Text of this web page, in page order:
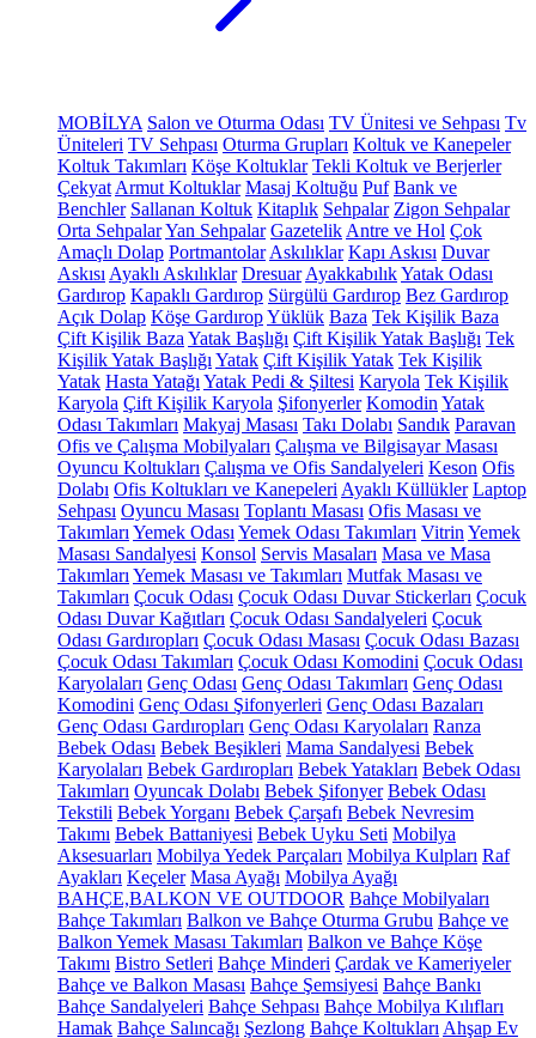
MOBİLYA Salon ve Oturma Odası TV Ünitesi ve Sehpası Tv
Üniteleri TV Sehpası Oturma Grupları Koltuk ve Kanepeler
Koltuk Takımları Köşe Koltuklar Tekli Koltuk ve Berjerler
Çekyat Armut Koltuklar Masaj Koltuğu Puf Bank ve
Benchler Sallanan Koltuk Kitaplık Sehpalar Zigon Sehpalar
Orta SehpalarYan Sehpalar Gazetelik Antre ve Hol Çok
Amaçlı Dolap Portmantolar Askılıklar Kapı Askısı Duvar
Askısı Ayaklı Askılıklar Dresuar AyakkabılıkYatak Odası
Gardırop Kapaklı Gardırop Sürgülü Gardırop Bez Gardırop
Açık Dolap Köşe GardıropYüklük Baza Tek Kişilik Baza
Çift Kişilik Baza Yatak Başlığı Çift Kişilik Yatak Başlığı Tek
Kişilik Yatak Başlığı Yatak Çift Kişilik Yatak Tek Kişilik
Yatak Hasta Yatağı Yatak Pedi & Şiltesi Karyola Tek Kişilik
Karyola Çift Kişilik Karyola Şifonyerler Komodin Yatak
Odası Takımları Makyaj Masası Takı Dolabı Sandık Paravan
Ofis ve Çalışma Mobilyaları Çalışma ve Bilgisayar Masası
Oyuncu Koltukları Çalışma ve Ofis Sandalyeleri Keson Ofis
Dolabı Ofis Koltukları ve Kanepeleri Ayaklı Küllükler Laptop
Sehpası Oyuncu Masası Toplantı Masası Ofis Masası ve
Takımları Yemek Odası Yemek Odası Takımları Vitrin Yemek
Masası Sandalyesi Konsol Servis Masaları Masa ve Masa
Takımları Yemek Masası ve Takımları Mutfak Masası ve
Takımları Çocuk Odası Çocuk Odası Duvar Stickerları Çocuk
Odası Duvar Kağıtları Çocuk Odası Sandalyeleri Çocuk
Odası Gardıropları Çocuk Odası Masası Çocuk Odası Bazası
Çocuk Odası Takımları Çocuk Odası Komodini Çocuk Odası
Karyolaları Genç Odası Genç Odası Takımları Genç Odası
Komodini Genç Odası Şifonyerleri Genç Odası Bazaları
Genç Odası Gardıropları Genç Odası Karyolaları Ranza
Bebek Odası Bebek Beşikleri Mama Sandalyesi Bebek
Karyolaları Bebek Gardıropları Bebek Yatakları Bebek Odası
Takımları Oyuncak Dolabı Bebek Şifonyer Bebek Odası
Tekstili Bebek Yorganı Bebek Çarşafı Bebek Nevresim
Takımı Bebek Battaniyesi Bebek Uyku Seti Mobilya
Aksesuarları Mobilya Yedek Parçaları Mobilya Kulpları Raf
Ayakları Keçeler Masa Ayağı Mobilya Ayağı
BAHÇE,BALKON VE OUTDOOR Bahçe Mobilyaları
Bahçe Takımları Balkon ve Bahçe Oturma Grubu Bahçe ve
Balkon Yemek Masası Takımları Balkon ve Bahçe Köşe
Takımı Bistro Setleri Bahçe Minderi Çardak ve Kameriyeler
Bahçe ve Balkon Masası Bahçe Şemsiyesi Bahçe Bankı
Bahçe Sandalyeleri Bahçe Sehpası Bahçe Mobilya Kılıfları
Hamak Bahçe Salıncağı Şezlong Bahçe Koltukları Ahşap Ev